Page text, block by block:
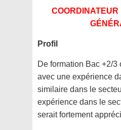
COORDINATEUR
Profil
De formation Bac +2/3
avec une expérience
similaire dans le
expérience dans le
serait fortement